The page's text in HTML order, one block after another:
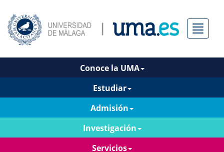
Menú
Conoce la UMA
Estudiar
Admisión
Investigación
Servicios